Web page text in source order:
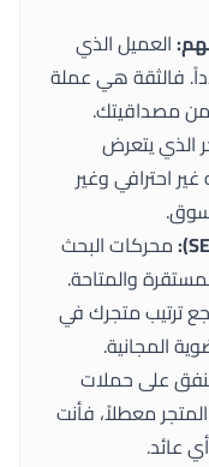
العميل الذي
فالثقة هي عملة
من مصداقيتك.
الذي يتعرض
احترافي وغير
محركات البحث
والمتاحة.
ترتيب متجرك في
المجانية.
على حملات
معطلاً، فأنت
عائد.